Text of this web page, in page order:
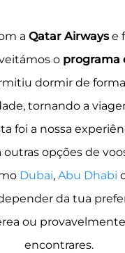
a Qatar Airwayse
o programa
dormir de
tornando a
foi a nossa
opções de
Dubai, Abu Dhabi
da tua
ou
encontrares.